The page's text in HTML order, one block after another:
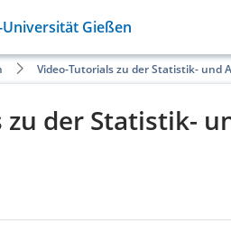
Universität Gießen
Video-Tutorials zu der Statistik- und
der Statistik-